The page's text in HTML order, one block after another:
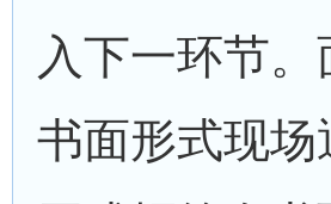
入下一环节
书面形式现